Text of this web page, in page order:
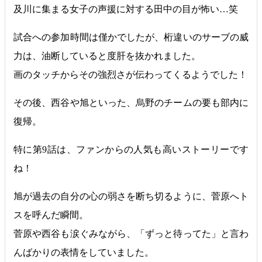
及川に集まる女子の声援に対する田中の目が怖い…笑
試合への参加時間は僅かでしたが、桁違いのサーブの威
力は、油断していると度肝を抜かれました。
画のタッチからその強烈さが伝わってくるようでした！
その後、西谷や旭といった、烏野のチームの要も部内に
復帰。
特に第9話は、ファンからの人気も高いストーリーです
ね！
旭が過去の自分の心の弱さを断ち切るように、菅原へト
スを呼んだ瞬間。
菅原や西谷も涙ぐみながら、「ずっと待ってた」と言わ
んばかりの表情をしていました。